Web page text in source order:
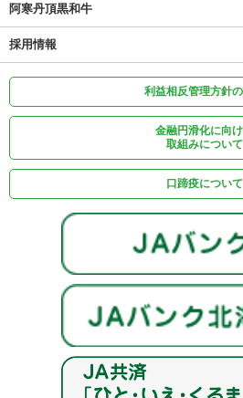
阿寒丹頂黒和牛
採用情報
利益相反管理方針
金融円滑化に向
取組みについて
口蹄疫について